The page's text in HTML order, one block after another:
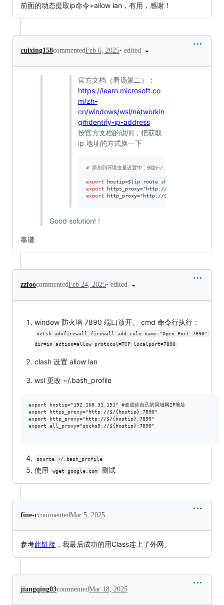
前面的动态提取ip命令+allow lan，有用，感谢！
cuixing158commentedFeb 6, 2025• edited
官方文档（看场景二）：
https://learn.microsoft.co
m/zh-
cn/windows/wsl/networkin
g#identify-ip-address
按官方文档的说明，把获取
ip 地址的方式换一下
# 添加到环境变量设置中，例如~/.zshrc
export hostip=$(ip route show
export https_proxy="http://
export http_proxy="http://${hostip}
Good solution! !
靠谱
zzfoocommentedFeb 24, 2025• edited
window 防火墙 7890 端口放开。 cmd 命令行执行：
netsh advfirewall firewall add rule name="Open Port 7890"
dir=in action=allow protocol=TCP localport=7890
clash 设置 allow lan
wsl 更改 ~/.bash_profile
export hostip="192.168.31.151" #改成你自己的局域网IP地址
export https_proxy="http://$/{hostip}:7890"
export http_proxy="http://$/{hostip}:7890"
export all_proxy="socks5://${hostip}:7890"
source ~/.bash_profile
使用 wget google.com 测试
fine-ccommentedMar 5, 2025
参考此链接 ，我最后成功的用Class连上了外网。
jiangqing03commentedMar 18, 2025